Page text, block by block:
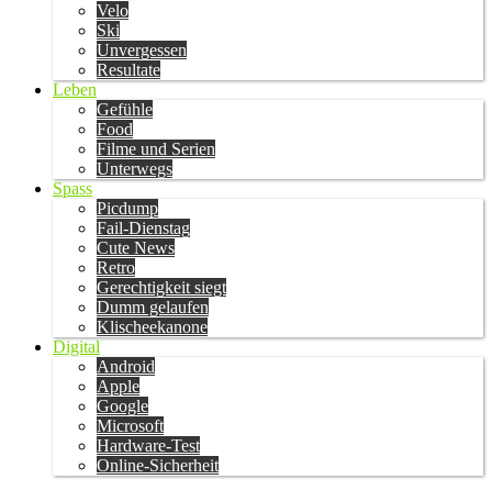
Velo
Ski
Unvergessen
Resultate
Leben
Gefühle
Food
Filme und Serien
Unterwegs
Spass
Picdump
Fail-Dienstag
Cute News
Retro
Gerechtigkeit siegt
Dumm gelaufen
Klischeekanone
Digital
Android
Apple
Google
Microsoft
Hardware-Test
Online-Sicherheit